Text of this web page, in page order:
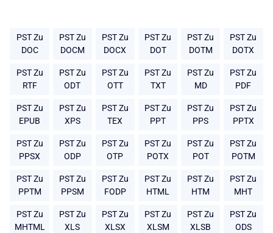
PST Zu
DOC
PST Zu
DOCM
PST Zu
DOCX
PST Zu
DOT
PST Zu
DOTM
PST Zu
DOTX
PST Zu
RTF
PST Zu
ODT
PST Zu
OTT
PST Zu
TXT
PST Zu
MD
PST Zu
PDF
PST Zu
EPUB
PST Zu
XPS
PST Zu
TEX
PST Zu
PPT
PST Zu
PPS
PST Zu
PPTX
PST Zu
PPSX
PST Zu
ODP
PST Zu
OTP
PST Zu
POTX
PST Zu
POT
PST Zu
POTM
PST Zu
PPTM
PST Zu
PPSM
PST Zu
FODP
PST Zu
HTML
PST Zu
HTM
PST Zu
MHT
PST Zu
MHTML
PST Zu
XLS
PST Zu
XLSX
PST Zu
XLSM
PST Zu
XLSB
PST Zu
ODS